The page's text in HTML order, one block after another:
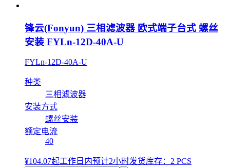
锋云(Fonyun) 三相滤波器 欧式端子台式 螺丝
安装 FYLn-12D-40A-U
FYLn-12D-40A-U
种类
三相滤波器
安装方式
螺丝安装
额定电流
40
¥104.07起工作日内预计2小时发货库存：2 PCS